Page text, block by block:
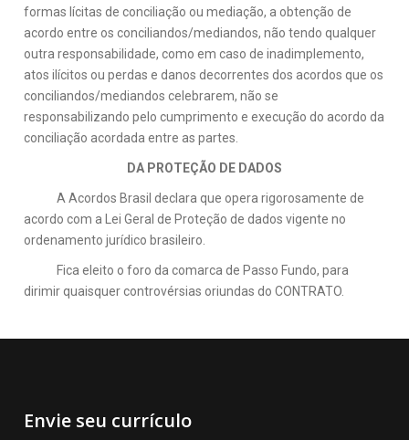
formas lícitas de conciliação ou mediação, a obtenção de
acordo entre os conciliandos/mediandos, não tendo qualquer
outra responsabilidade, como em caso de inadimplemento,
atos ilícitos ou perdas e danos decorrentes dos acordos que os
conciliandos/mediandos celebrarem, não se
responsabilizando pelo cumprimento e execução do acordo da
conciliação acordada entre as partes.
DA PROTEÇÃO DE DADOS
A Acordos Brasil declara que opera rigorosamente de
acordo com a Lei Geral de Proteção de dados vigente no
ordenamento jurídico brasileiro.
Fica eleito o foro da comarca de Passo Fundo, para
dirimir quaisquer controvérsias oriundas do CONTRATO.
Envie seu currículo